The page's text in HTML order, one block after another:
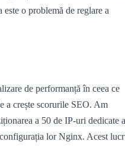
o problemă de reglare a
de performanță în ceea ce
a crește scorurile SEO. Am
a 50 de IP-uri dedicate
lor Nginx. Acest